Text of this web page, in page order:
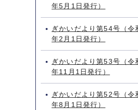
年5月1日発行）
ぎかいだより第54号（令
年2月1日発行）
ぎかいだより第53号（令
年11月1日発行）
ぎかいだより第52号（令
年8月1日発行）